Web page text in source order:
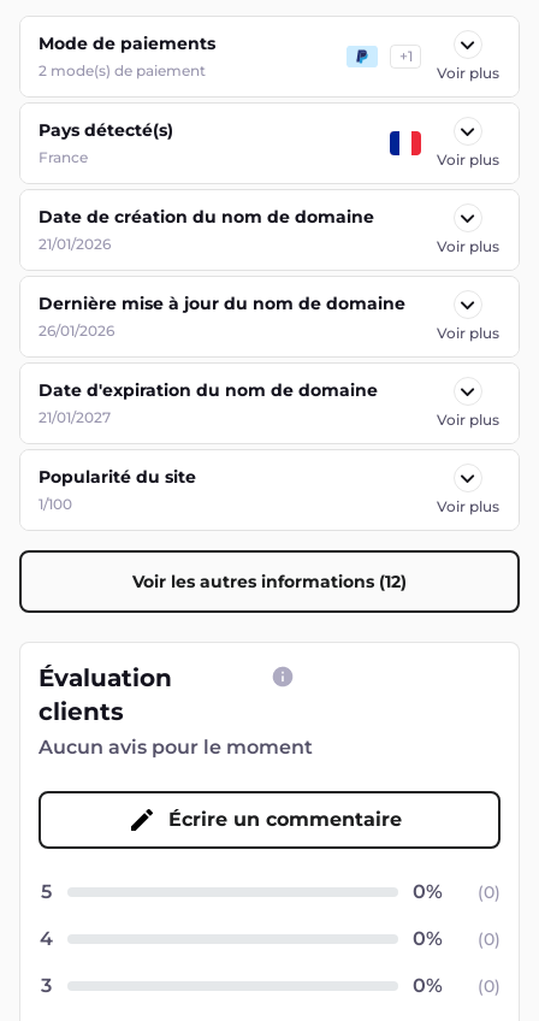
Mode de paiements
2 mode(s) de paiement
+1
Voir plus
Pays détecté(s)
France Voir plus
Date de création du nom de domaine
21/01/2026 Voir plus
Dernière mise à jour du nom de domaine
26/01/2026 Voir plus
Date d'expiration du nom de domaine
21/01/2027 Voir plus
Popularité du site
1/100 Voir plus
Voir les autres informations (12)
Évaluation
clients
Aucun avis pour le moment
Écrire un commentaire
5 (0)
4 (0)
3 (0)